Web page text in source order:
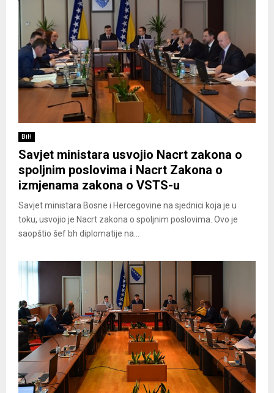
BiH
Savjet ministara usvojio Nacrt zakona o
spoljnim poslovima i Nacrt Zakona o
izmjenama zakona o VSTS-u
Savjet ministara Bosne i Hercegovine na sjednici koja je u
toku, usvojio je Nacrt zakona o spoljnim poslovima. Ovo je
saopštio šef bh diplomatije na...